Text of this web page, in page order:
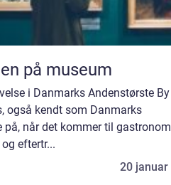
på museum
i Danmarks Andenstørste By
også kendt som Danmarks
på, når det kommer til
eftertr...
20 januar